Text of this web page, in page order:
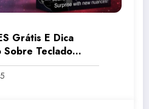
Grátis E Dica
Teclado